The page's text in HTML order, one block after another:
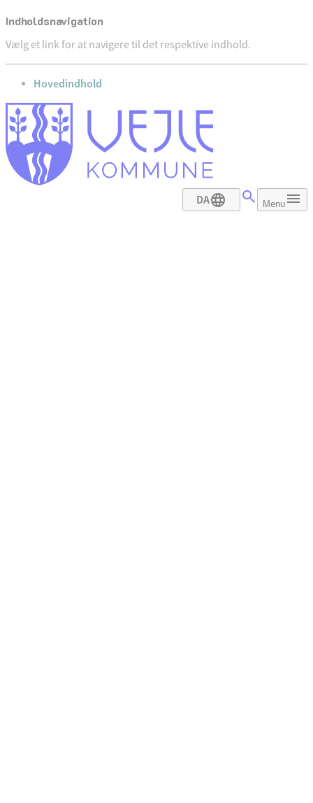
Indholdsnavigation
Vælg et link for at navigere til det respektive indhold.
gå til
Hovedindhold
DA Menu